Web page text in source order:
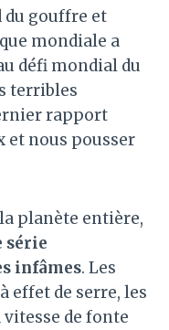
du gouffre et
mondiale a
défi mondial du
terribles
rapport
et nous pousser
planète entière,
série
infâmes. Les
effet de serre, les
de fonte